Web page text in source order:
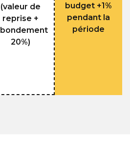
(valeur de
reprise +
20%)​
budget +1%
pendant la
période